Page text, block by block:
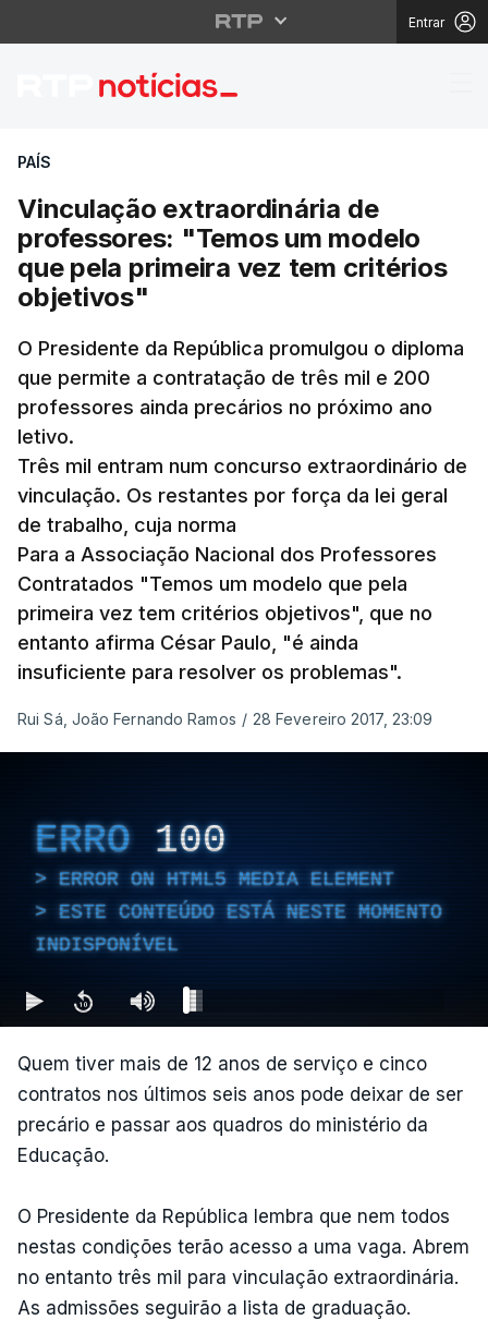
Entrar
Vinculação
PAÍS
Vinculação extraordinária de
professores: "Temos um modelo
que pela primeira vez tem critérios
objetivos"
O Presidente da República promulgou o diploma
que permite a contratação de três mil e 200
professores ainda precários no próximo ano
letivo.
Três mil entram num concurso extraordinário de
vinculação. Os restantes por força da lei geral
de trabalho, cuja norma
Para a Associação Nacional dos Professores
Contratados "Temos um modelo que pela
primeira vez tem critérios objetivos", que no
entanto afirma César Paulo, "é ainda
insuficiente para resolver os problemas".
Rui Sá, João Fernando Ramos / 28 Fevereiro 2017, 23:09
ERRO 100
ERROR ON HTML5 MEDIA ELEMENT
ESTE CONTEÚDO ESTÁ NESTE MOMENTO
INDISPONÍVEL
Quem tiver mais de 12 anos de serviço e cinco
contratos nos últimos seis anos pode deixar de ser
precário e passar aos quadros do ministério da
Educação.
O Presidente da República lembra que nem todos
nestas condições terão acesso a uma vaga. Abrem
no entanto três mil para vinculação extraordinária.
As admissões seguirão a lista de graduação.